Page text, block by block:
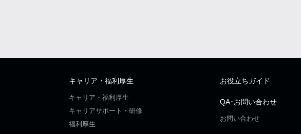
キャリア・福利厚生
キャリア・福利厚生
キャリアサポート・研修
福利厚生
お役立ちガイド
QA･お問い合わせ
お問い合わせ